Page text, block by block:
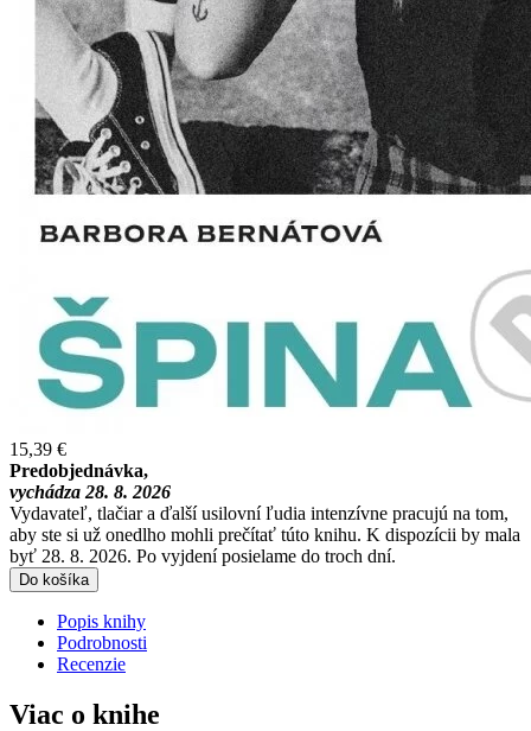
15,39 €
Predobjednávka,
vychádza 28. 8. 2026
Vydavateľ, tlačiar a ďalší usilovní ľudia intenzívne pracujú na tom,
aby ste si už onedlho mohli prečítať túto knihu. K dispozícii by mala
byť 28. 8. 2026. Po vyjdení posielame do troch dní.
Do košíka
Popis knihy
Podrobnosti
Recenzie
Viac o knihe